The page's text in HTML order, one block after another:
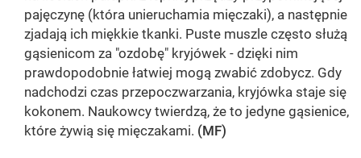
pajęczynę (która unieruchamia mięczaki), a następnie
zjadają ich miękkie tkanki. Puste muszle często służą
gąsienicom za "ozdobę" kryjówek - dzięki nim
prawdopodobnie łatwiej mogą zwabić zdobycz. Gdy
nadchodzi czas przepoczwarzania, kryjówka staje się
kokonem. Naukowcy twierdzą, że to jedyne gąsienice,
które żywią się mięczakami. (MF)